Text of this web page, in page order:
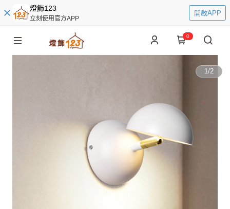
燈飾123
立刻使用官方APP
開啟APP
0
1/2